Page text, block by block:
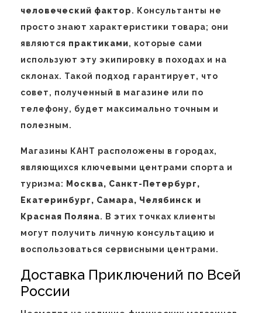
человеческий фактор. Консультанты не
просто знают характеристики товара; они
являются практиками, которые сами
используют эту экипировку в походах и на
склонах. Такой подход гарантирует, что
совет, полученный в магазине или по
телефону, будет максимально точным и
полезным.
Магазины КАНТ расположены в городах,
являющихся ключевыми центрами спорта и
туризма: Москва, Санкт-Петербург,
Екатеринбург, Самара, Челябинск и
Красная Поляна. В этих точках клиенты
могут получить личную консультацию и
воспользоваться сервисными центрами.
Доставка Приключений по Всей
России